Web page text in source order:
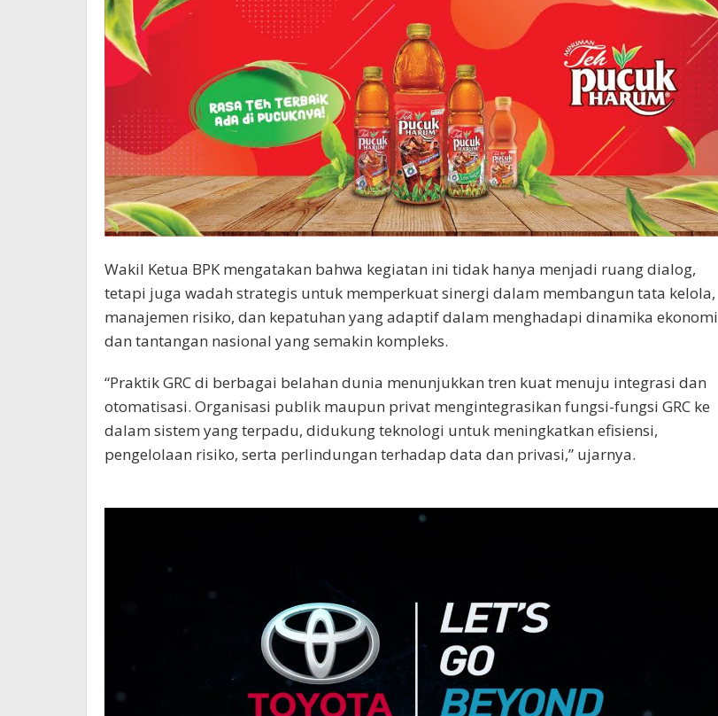
Wakil Ketua BPK mengatakan bahwa kegiatan ini tidak hanya menjadi ruang dialog,
tetapi juga wadah strategis untuk memperkuat sinergi dalam membangun tata kelola,
manajemen risiko, dan kepatuhan yang adaptif dalam menghadapi dinamika ekonomi
dan tantangan nasional yang semakin kompleks.
“Praktik GRC di berbagai belahan dunia menunjukkan tren kuat menuju integrasi dan
otomatisasi. Organisasi publik maupun privat mengintegrasikan fungsi-fungsi GRC ke
dalam sistem yang terpadu, didukung teknologi untuk meningkatkan efisiensi,
pengelolaan risiko, serta perlindungan terhadap data dan privasi,” ujarnya.